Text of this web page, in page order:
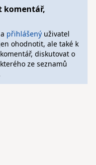
komentář,
přihlášenýuživatel
ohodnotit, ale také k
diskutovat o
ze seznamů